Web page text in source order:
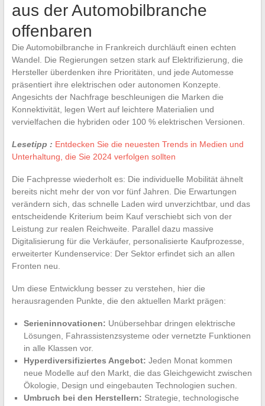
aus der Automobilbranche
offenbaren
Die Automobilbranche in Frankreich durchläuft einen echten
Wandel. Die Regierungen setzen stark auf Elektrifizierung, die
Hersteller überdenken ihre Prioritäten, und jede Automesse
präsentiert ihre elektrischen oder autonomen Konzepte.
Angesichts der Nachfrage beschleunigen die Marken die
Konnektivität, legen Wert auf leichtere Materialien und
vervielfachen die hybriden oder 100 % elektrischen Versionen.
Lesetipp : Entdecken Sie die neuesten Trends in Medien und
Unterhaltung, die Sie 2024 verfolgen sollten
Die Fachpresse wiederholt es: Die individuelle Mobilität ähnelt
bereits nicht mehr der von vor fünf Jahren. Die Erwartungen
verändern sich, das schnelle Laden wird unverzichtbar, und das
entscheidende Kriterium beim Kauf verschiebt sich von der
Leistung zur realen Reichweite. Parallel dazu massive
Digitalisierung für die Verkäufer, personalisierte Kaufprozesse,
erweiterter Kundenservice: Der Sektor erfindet sich an allen
Fronten neu.
Um diese Entwicklung besser zu verstehen, hier die
herausragenden Punkte, die den aktuellen Markt prägen:
Serieninnovationen: Unübersehbar dringen elektrische
Lösungen, Fahrassistenzsysteme oder vernetzte Funktionen
in alle Klassen vor.
Hyperdiversifiziertes Angebot: Jeden Monat kommen
neue Modelle auf den Markt, die das Gleichgewicht zwischen
Ökologie, Design und eingebauten Technologien suchen.
Umbruch bei den Herstellern: Strategie, technologische